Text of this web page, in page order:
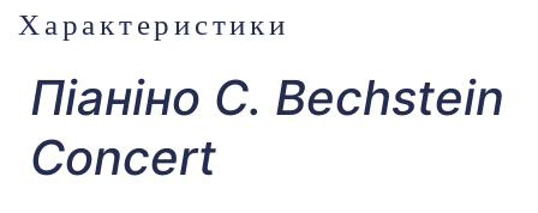
Характеристики
Піаніно C. Bechstein
Concert